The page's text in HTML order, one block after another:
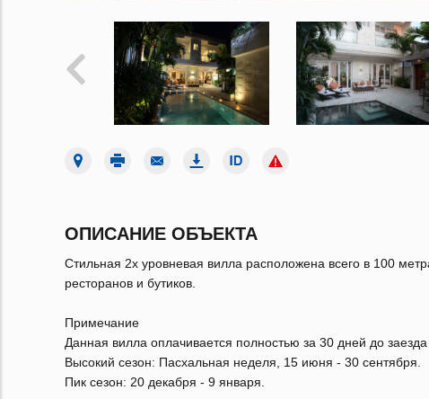
ОПИСАНИЕ ОБЪЕКТА
Стильная 2х уровневая вилла расположена всего в 100
ресторанов и бутиков.
Примечание
Данная вилла оплачивается полностью за 30 дней до
Высокий сезон: Пасхальная неделя, 15 июня - 30 сентября.
Пик сезон: 20 декабря - 9 января.